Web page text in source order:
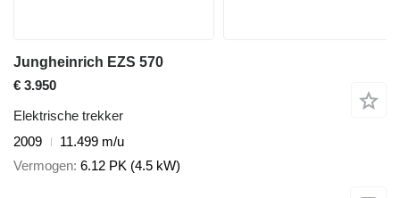
Jungheinrich EZS 570
€ 3.950
Elektrische trekker
2009
11.499 m/u
Vermogen 6.12 PK (4.5 kW)